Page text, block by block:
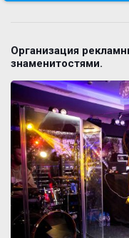
Организация
знаменитостями.